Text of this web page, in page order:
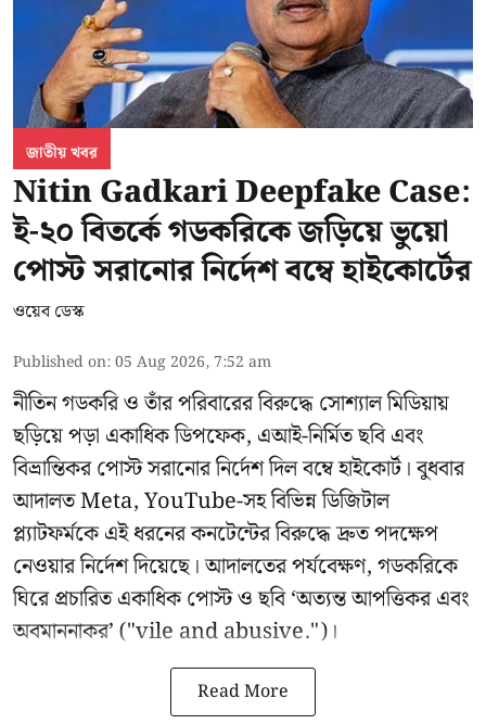
জাতীয় খবর
Nitin Gadkari Deepfake Case:
ই-২০ বিতর্কে গডকরিকে জড়িয়ে ভুয়ো
পোস্ট সরানোর নির্দেশ বম্বে হাইকোর্টের
ওয়েব ডেস্ক
Published on:05 Aug 2026, 7:52 am
নীতিন গডকরি ও তাঁর পরিবারের বিরুদ্ধে সোশ্যাল মিডিয়ায়
ছড়িয়ে পড়া একাধিক ডিপফেক, এআই-নির্মিত ছবি এবং
বিভ্রান্তিকর পোস্ট সরানোর নির্দেশ দিল বম্বে হাইকোর্ট। বুধবার
আদালত Meta, YouTube-সহ বিভিন্ন ডিজিটাল
প্ল্যাটফর্মকে এই ধরনের কনটেন্টের বিরুদ্ধে দ্রুত পদক্ষেপ
নেওয়ার নির্দেশ দিয়েছে। আদালতের পর্যবেক্ষণ, গডকরিকে
ঘিরে প্রচারিত একাধিক পোস্ট ও ছবি ‘অত্যন্ত আপত্তিকর এবং
অবমাননাকর’ ("vile and abusive.")।
Read More